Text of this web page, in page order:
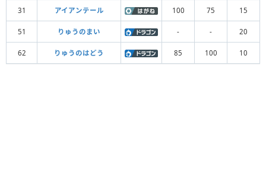
31 アイアンテール 100 75 15
51 りゅうのまい - - 20
62 りゅうのはどう 85 100 10